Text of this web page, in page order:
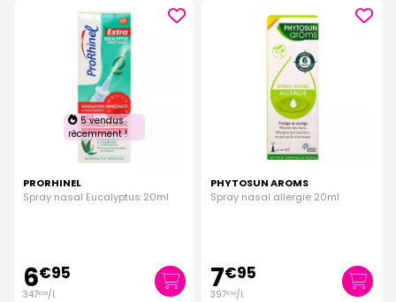
5 vendus
récemment !
PRORHINEL
Spray nasal Eucalyptus 20ml
6€95
347€50/l.
PHYTOSUN AROMS
Spray nasal allergie 20ml
7€95
397€50/l.